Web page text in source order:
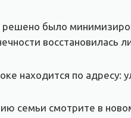
было
восстановилась
находится по адресу:
семьи смотрите в